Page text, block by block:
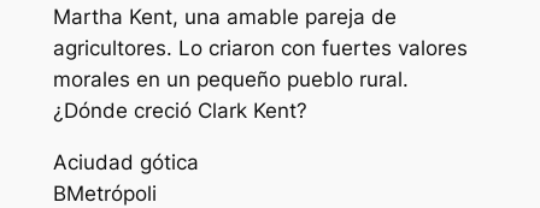
Martha Kent, una amable pareja de
agricultores. Lo criaron con fuertes valores
morales en un pequeño pueblo rural.
¿Dónde creció Clark Kent?
Aciudad gótica
BMetrópoli